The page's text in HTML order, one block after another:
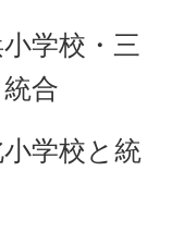
学校・三
合
学校と統